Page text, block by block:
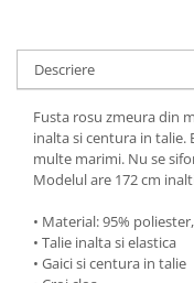
Descriere
Fusta rosu zmeura din
inalta si centura in talie.
multe marimi. Nu se
Modelul are 172 cm
• Material: 95%
• Talie inalta si elastica
• Gaici si centura in talie